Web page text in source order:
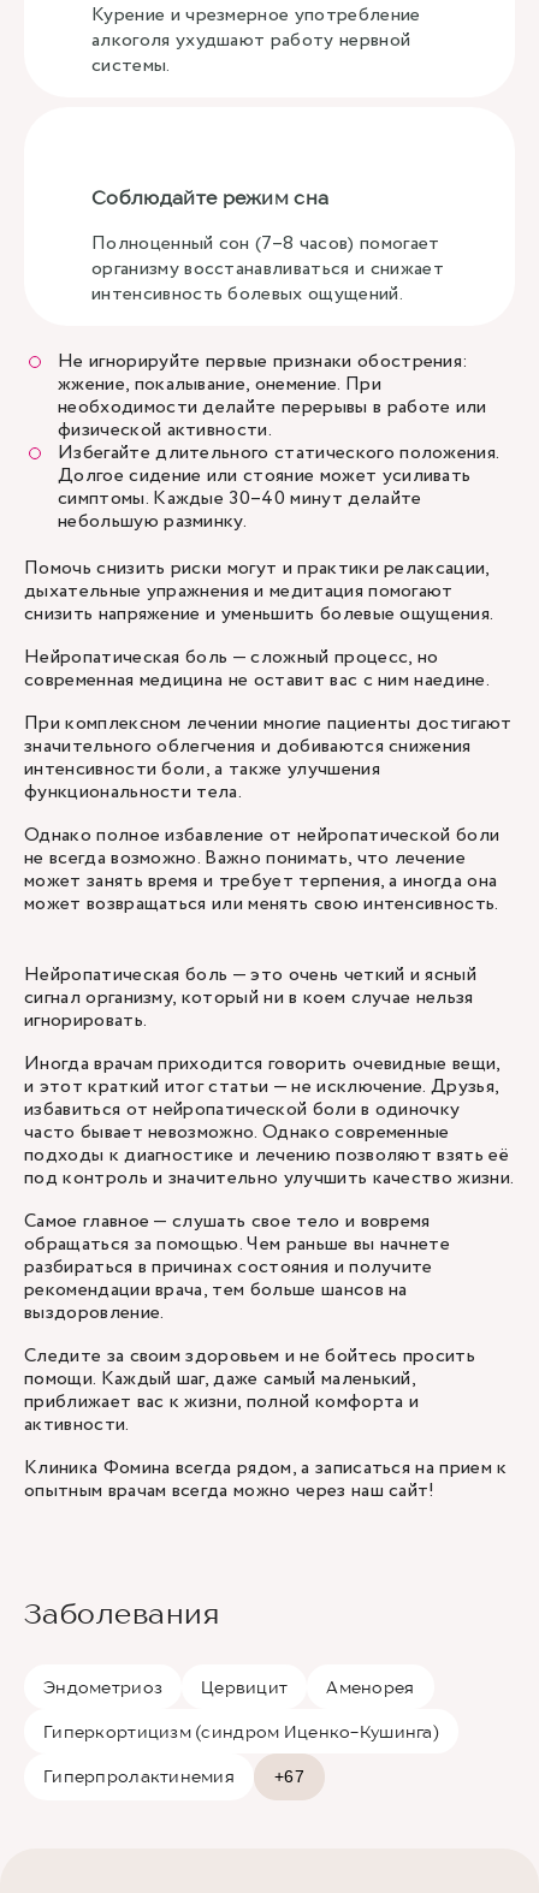
Курение и чрезмерное употребление
алкоголя ухудшают работу нервной
системы.
Соблюдайте режим сна
Полноценный сон (7–8 часов) помогает
организму восстанавливаться и снижает
интенсивность болевых ощущений.
Не игнорируйте первые признаки обострения:
жжение, покалывание, онемение. При
необходимости делайте перерывы в работе или
физической активности.
Избегайте длительного статического положения.
Долгое сидение или стояние может усиливать
симптомы. Каждые 30–40 минут делайте
небольшую разминку.
Помочь снизить риски могут и практики релаксации,
дыхательные упражнения и медитация помогают
снизить напряжение и уменьшить болевые ощущения.
Нейропатическая боль — сложный процесс, но
современная медицина не оставит вас с ним наедине.
При комплексном лечении многие пациенты достигают
значительного облегчения и добиваются снижения
интенсивности боли, а также улучшения
функциональности тела.
Однако полное избавление от нейропатической боли
не всегда возможно. Важно понимать, что лечение
может занять время и требует терпения, а иногда она
может возвращаться или менять свою интенсивность.
Нейропатическая боль — это очень четкий и ясный
сигнал организму, который ни в коем случае нельзя
игнорировать.
Иногда врачам приходится говорить очевидные вещи,
и этот краткий итог статьи — не исключение. Друзья,
избавиться от нейропатической боли в одиночку
часто бывает невозможно. Однако современные
подходы к диагностике и лечению позволяют взять её
под контроль и значительно улучшить качество жизни.
Самое главное — слушать свое тело и вовремя
обращаться за помощью. Чем раньше вы начнете
разбираться в причинах состояния и получите
рекомендации врача, тем больше шансов на
выздоровление.
Следите за своим здоровьем и не бойтесь просить
помощи. Каждый шаг, даже самый маленький,
приближает вас к жизни, полной комфорта и
активности.
Клиника Фомина всегда рядом, а записаться на прием к
опытным врачам всегда можно через наш сайт!
Заболевания
Эндометриоз Цервицит Аменорея
Гиперкортицизм (синдром Иценко-Кушинга)
Гиперпролактинемия +67